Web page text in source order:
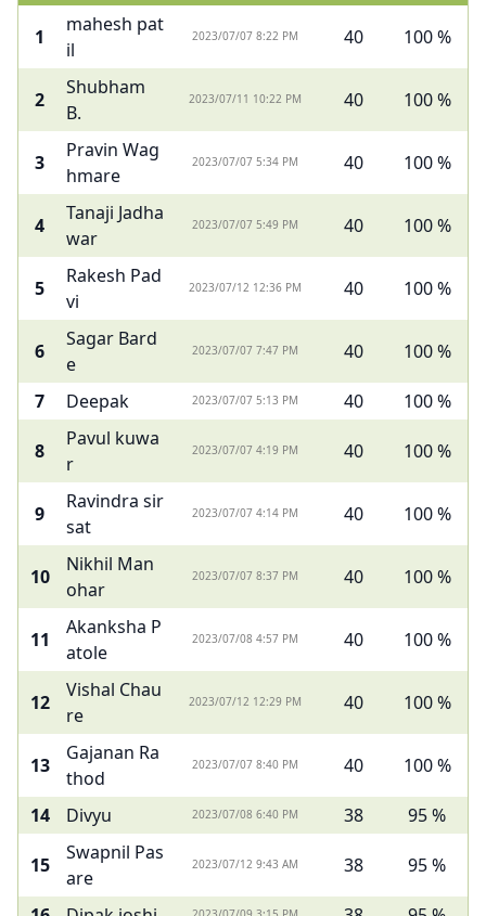
1
mahesh pat
il
2023/07/07 8:22 PM 40 100 %
2
Shubham
B.
2023/07/11 10:22 PM 40 100 %
3
Pravin Wag
hmare
2023/07/07 5:34 PM 40 100 %
4
Tanaji Jadha
war
2023/07/07 5:49 PM 40 100 %
5
Rakesh Pad
vi
2023/07/12 12:36 PM 40 100 %
6
Sagar Bard
e
2023/07/07 7:47 PM 40 100 %
7 Deepak 2023/07/07 5:13 PM 40 100 %
8
Pavul kuwa
r
2023/07/07 4:19 PM 40 100 %
9
Ravindra sir
sat
2023/07/07 4:14 PM 40 100 %
10
Nikhil Man
ohar
2023/07/07 8:37 PM 40 100 %
11
Akanksha P
atole
2023/07/08 4:57 PM 40 100 %
12
Vishal Chau
re
2023/07/12 12:29 PM 40 100 %
13
Gajanan Ra
thod
2023/07/07 8:40 PM 40 100 %
14 Divyu 2023/07/08 6:40 PM 38 95 %
15
Swapnil Pas
are
2023/07/12 9:43 AM 38 95 %